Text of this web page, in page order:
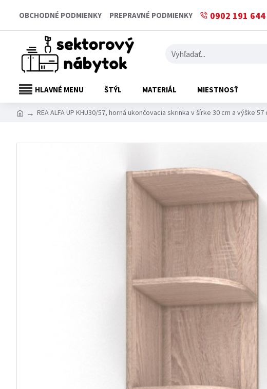
OBCHODNÉ PODMIENKY PREPRAVNÉ PODMIENKY 0902 191 644
HLAVNÉ MENU ŠTÝL MATERIÁL MIESTNOSŤ
REA ALFA UP KHU30/57, horná ukončovacia skrinka v šírke 30 cm a výške 57